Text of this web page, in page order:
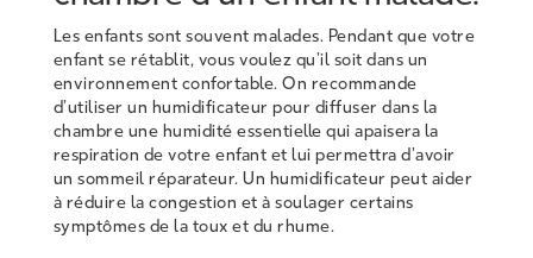
Les enfants sont souvent malades. Pendant que votre
enfant se rétablit, vous voulez qu’il soit dans un
environnement confortable. On recommande
d’utiliser un humidificateur pour diffuser dans la
chambre une humidité essentielle qui apaisera la
respiration de votre enfant et lui permettra d’avoir
un sommeil réparateur. Un humidificateur peut aider
à réduire la congestion et à soulager certains
symptômes de la toux et du rhume.